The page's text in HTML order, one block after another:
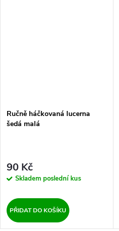
Ručně háčkovaná lucerna
šedá malá
90 Kč
Skladem poslední kus
PŘIDAT DO KOŠÍKU